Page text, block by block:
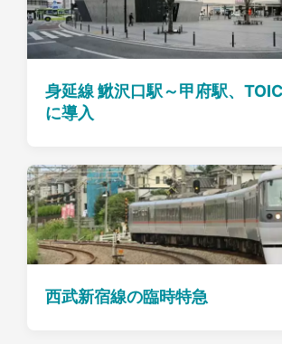
身延線 鰍沢口駅～甲府駅、
に導入
西武新宿線の臨時特急